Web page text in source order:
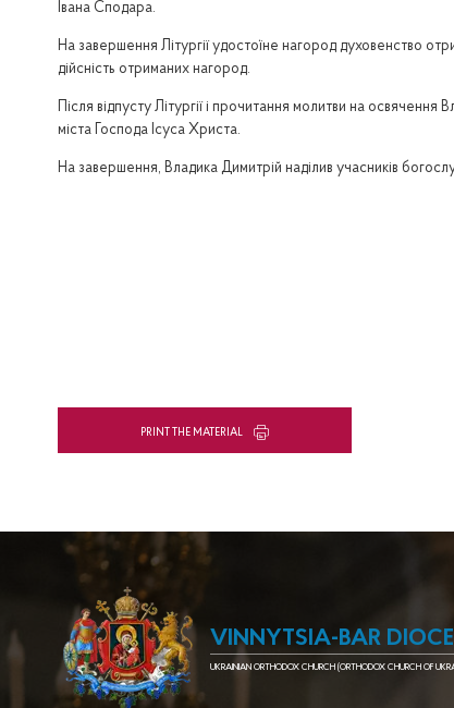
Івана Сподара.
На завершення Літургії удостоїне нагород духовенство
дійсність отриманих нагород.
Після відпусту Літургії і прочитання молитви на
міста Господа Ісуса Христа.
На завершення, Владика Димитрій наділив учасників
PRINT THE MATERIAL
VINNYTSIA-BAR
UKRAINIAN ORTHODOX CHURCH (ORTHODOX CHURCH OF